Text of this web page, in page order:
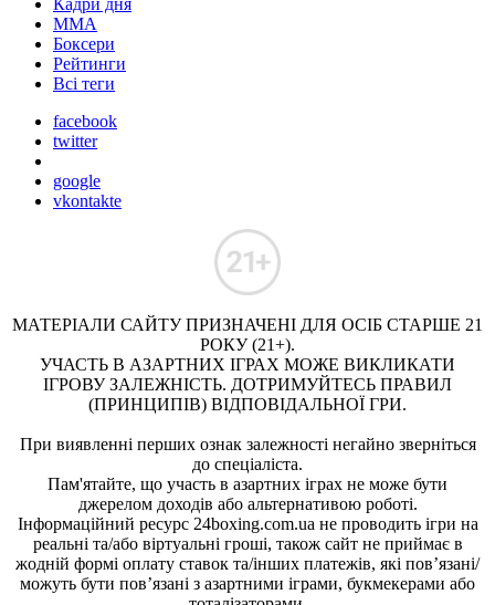
ММА
Боксери
Рейтинги
Всі теги
facebook
twitter
google
vkontakte
МАТЕРІАЛИ САЙТУ ПРИЗНАЧЕНІ ДЛЯ ОСІБ СТАРШЕ 21
РОКУ (21+).
УЧАСТЬ В АЗАРТНИХ ІГРАХ МОЖЕ ВИКЛИКАТИ
ІГРОВУ ЗАЛЕЖНІСТЬ. ДОТРИМУЙТЕСЬ ПРАВИЛ
(ПРИНЦИПІВ) ВІДПОВІДАЛЬНОЇ ГРИ.
При виявленні перших ознак залежності негайно зверніться
до спеціаліста.
Пам'ятайте, що участь в азартних іграх не може бути
джерелом доходів або альтернативою роботі.
Інформаційний ресурс 24boxing.com.ua не проводить ігри на
реальні та/або віртуальні гроші, також сайт не приймає в
жодній формі оплату ставок та/інших платежів, які пов’язані/
можуть бути пов’язані з азартними іграми, букмекерами або